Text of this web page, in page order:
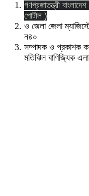
গণপ্রজাতন্ত্রী
পোর্টাল )
ও জেলা জেলা
ন৪০
সম্পাদক ও প্রকাশক
মতিঝিল বাণিজ্যিক